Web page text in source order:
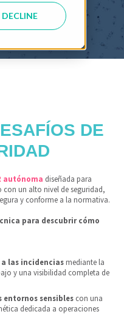
DECLINE
DE
autónoma diseñada para
con un alto nivel de seguridad,
y conforme a la normativa.
para descubrir cómo
las incidenciasmediante la
y una visibilidad completa de
entornos sensibles con una
dedicada a operaciones